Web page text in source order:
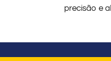
precisão e